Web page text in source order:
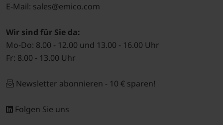
E-Mail: sales@emico.com
Wir sind für Sie da:
Mo-Do: 8.00 - 12.00 und 13.00 - 16.00 Uhr
Fr: 8.00 - 13.00 Uhr
Newsletter abonnieren - 10 € sparen!
Folgen Sie uns